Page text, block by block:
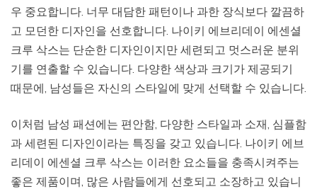
우 중요합니다. 너무 대담한 패턴이나 과한 장식보다 깔끔하
고 모던한 디자인을 선호합니다. 나이키 에브리데이 에센셜
크루 삭스는 단순한 디자인이지만 세련되고 멋스러운 분위
기를 연출할 수 있습니다. 다양한 색상과 크기가 제공되기
때문에, 남성들은 자신의 스타일에 맞게 선택할 수 있습니다.
이처럼 남성 패션에는 편안함, 다양한 스타일과 소재, 심플함
과 세련된 디자인이라는 특징을 갖고 있습니다. 나이키 에브
리데이 에센셜 크루 삭스는 이러한 요소들을 충족시켜주는
좋은 제품이며, 많은 사람들에게 선호되고 소장하고 있습니